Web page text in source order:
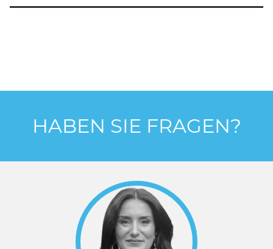
HABEN SIE FRAGEN?